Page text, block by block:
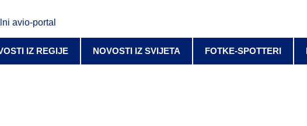
avio-portal
IZ REGIJE NOVOSTI IZ SVIJETA FOTKE-SPOTTERI